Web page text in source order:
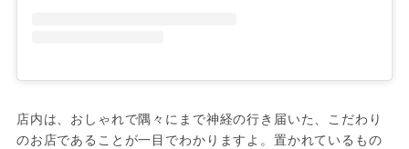
店内は、おしゃれで隅々にまで神経の行き届いた、こだわり
のお店であることが一目でわかりますよ。置かれているもの